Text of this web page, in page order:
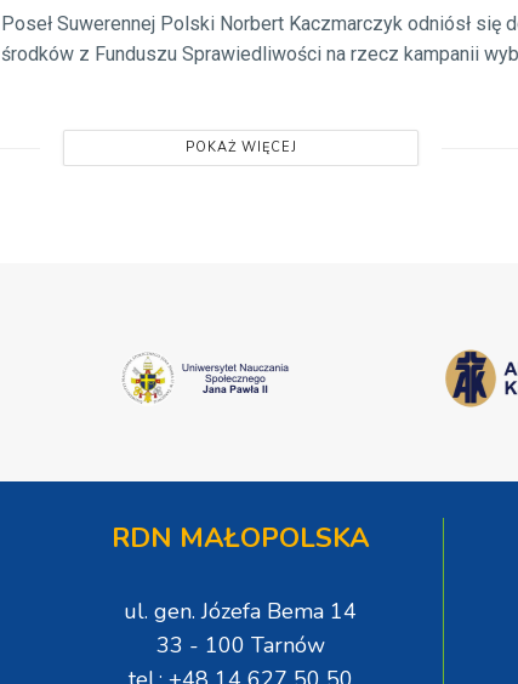
Poseł Suwerennej Polski Norbert Kaczmarczyk odniósł się
środków z Funduszu Sprawiedliwości na rzecz kampanii
POKAŻ WIĘCEJ
RDN MAŁOPOLSKA
ul. gen. Józefa Bema 14
33 - 100 Tarnów